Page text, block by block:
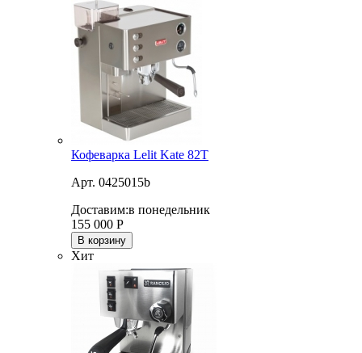
Кофеварка Lelit Kate 82T
Арт. 0425015b
Доставим:в понедельник
155 000 Р
В корзину
Хит